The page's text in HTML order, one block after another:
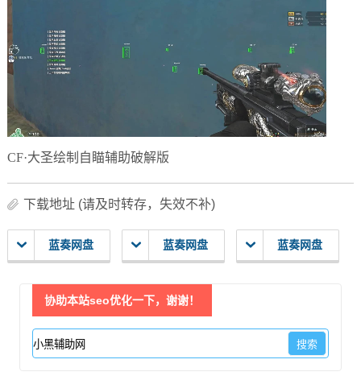
CF·大圣绘制自瞄辅助破解版
下载地址 (请及时转存，失效不补)
蓝奏网盘 蓝奏网盘 蓝奏网盘
协助本站seo优化一下，谢谢！